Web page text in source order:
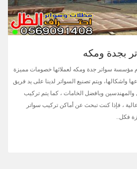
بجدة ومكه
مؤسسة سواتر جدة ومكه لعملائها خصومات مميزة
واشكالها، ويتم تصنيع السواتر لدينا على يد فريق
وبافضل الخامات ، كما يتم تركيب
عالية ، فإذا كنت تبحث عن أماكن تركيب سواتر
فكل…